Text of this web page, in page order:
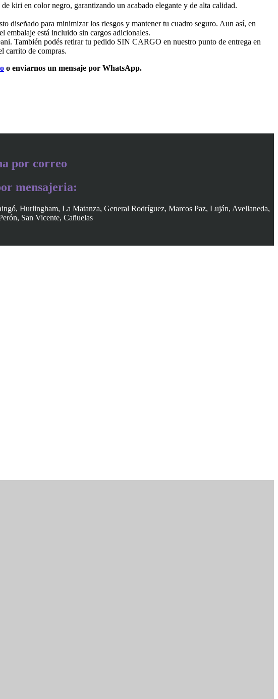
kiri en color negro, garantizando un acabado elegante y de alta calidad.
diseñado para minimizar los riesgos y mantener tu cuadro seguro. Aun así, en
embalaje está incluido sin cargos adicionales.
También podés retirar tu pedido SIN CARGO en nuestro punto de entrega en
carrito de compras.
o enviarnos un mensaje por WhatsApp.
por correo
mensajeria:
Hurlingham, La Matanza, General Rodríguez, Marcos Paz, Luján, Avellaneda,
San Vicente, Cañuelas